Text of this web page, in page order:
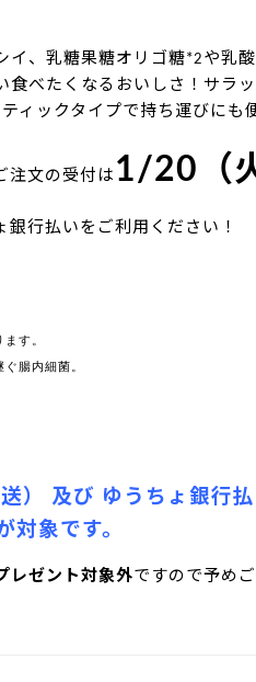
イ、乳糖果糖オリゴ糖*2 や乳
食べたくなるおいしさ！サラ
ィックタイプで持ち運びにも
注文の受付は 1/20（
行払いをご利用ください！
す。
腸内細菌。
） 及び ゆうちょ銀行
対象です。
レゼント対象外ですので予め